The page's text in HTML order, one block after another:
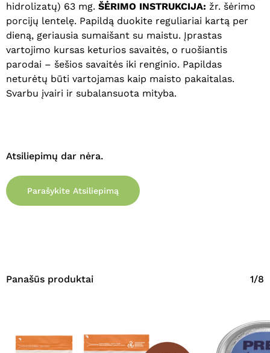
Krepšelyje nėra produktų.
Eiti Į Parduotuvę
hidrolizatų) 63 mg. ŠĖRIMO INSTRUKCIJA: žr. šėrimo
porcijų lentelę. Papildą duokite reguliariai kartą per
dieną, geriausia sumaišant su maistu. Įprastas
vartojimo kursas keturios savaitės, o ruošiantis
parodai – šešios savaitės iki renginio. Papildas
neturėtų būti vartojamas kaip maisto pakaitalas.
Svarbu įvairi ir subalansuota mityba.
Atsiliepimų dar nėra.
Parašykite Atsiliepimą
Panašūs produktai 1/8